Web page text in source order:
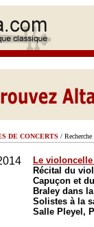
DE CONCERTS / Recherche
Le
Récital du
Capuçon et
Braley dans
Solistes à la
Salle Pleyel,